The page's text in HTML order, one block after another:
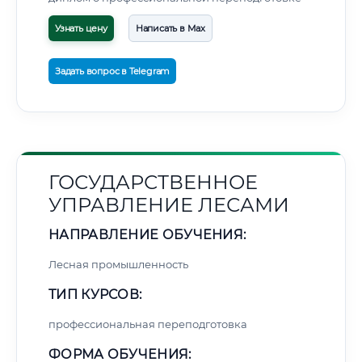
Узнать цену Написать в Max
Задать вопрос в Telegram
ГОСУДАРСТВЕННОЕ
УПРАВЛЕНИЕ ЛЕСАМИ
НАПРАВЛЕНИЕ ОБУЧЕНИЯ:
Лесная промышленность
ТИП КУРСОВ:
профессиональная переподготовка
ФОРМА ОБУЧЕНИЯ: